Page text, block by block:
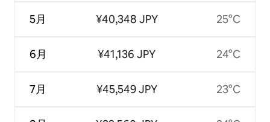
5月
6月
7月
¥40,348 JPY
¥41,136 JPY
¥45,549 JPY
25°C
24°C
23°C